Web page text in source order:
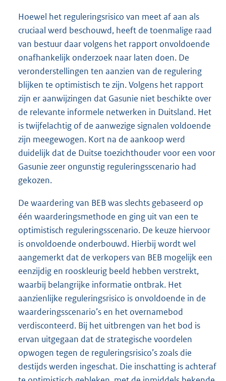
Hoewel het reguleringsrisico van meet af aan als
cruciaal werd beschouwd, heeft de toenmalige raad
van bestuur daar volgens het rapport onvoldoende
onafhankelijk onderzoek naar laten doen. De
veronderstellingen ten aanzien van de regulering
blijken te optimistisch te zijn. Volgens het rapport
zijn er aanwijzingen dat Gasunie niet beschikte over
de relevante informele netwerken in Duitsland. Het
is twijfelachtig of de aanwezige signalen voldoende
zijn meegewogen. Kort na de aankoop werd
duidelijk dat de Duitse toezichthouder voor een voor
Gasunie zeer ongunstig reguleringsscenario had
gekozen.
De waardering van BEB was slechts gebaseerd op
één waarderingsmethode en ging uit van een te
optimistisch reguleringsscenario. De keuze hiervoor
is onvoldoende onderbouwd. Hierbij wordt wel
aangemerkt dat de verkopers van BEB mogelijk een
eenzijdig en rooskleurig beeld hebben verstrekt,
waarbij belangrijke informatie ontbrak. Het
aanzienlijke reguleringsrisico is onvoldoende in de
waarderingsscenario’s en het overnamebod
verdisconteerd. Bij het uitbrengen van het bod is
ervan uitgegaan dat de strategische voordelen
opwogen tegen de reguleringsrisico’s zoals die
destijds werden ingeschat. Die inschatting is achteraf